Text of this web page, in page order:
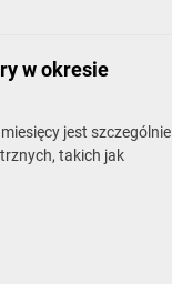
w okresie
jest szczególnie
takich jak